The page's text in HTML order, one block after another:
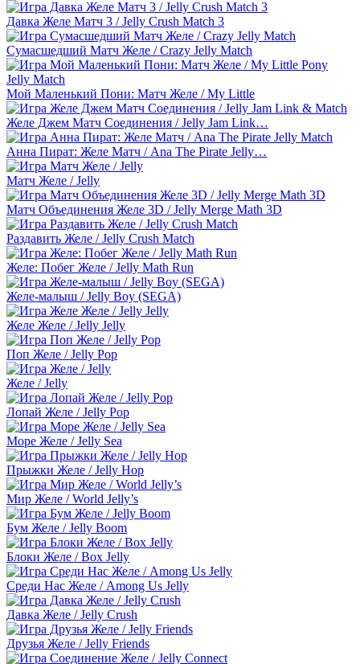
Давка Желе Матч 3 / Jelly Crush Match 3
Сумасшедший Матч Желе / Crazy Jelly Match
Мой Маленький Пони: Матч Желе / My Little
Желе Джем Матч Соединения / Jelly Jam Link…
Анна Пират: Желе Матч / Ana The Pirate Jelly…
Матч Желе / Jelly
Матч Объединения Желе 3D / Jelly Merge Math 3D
Раздавить Желе / Jelly Crush Match
Желе: Побег Желе / Jelly Math Run
Желе-малыш / Jelly Boy (SEGA)
Желе Желе / Jelly Jelly
Поп Желе / Jelly Pop
Желе / Jelly
Лопай Желе / Jelly Pop
Море Желе / Jelly Sea
Прыжки Желе / Jelly Hop
Мир Желе / World Jelly’s
Бум Желе / Jelly Boom
Блоки Желе / Box Jelly
Среди Нас Желе / Among Us Jelly
Давка Желе / Jelly Crush
Друзья Желе / Jelly Friends